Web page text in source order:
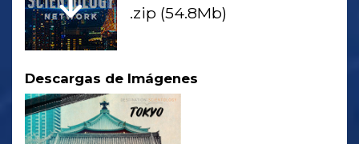
.zip (54.8Mb)
Descargas de Imágenes